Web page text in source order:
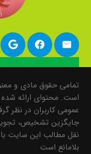
تمامی حقوق مادی و
است. محتوای ارائه شده
عمومی کاربران در نظر
جایگزین تشخیص،
نقل مطالب این سایت با
بلامانع است